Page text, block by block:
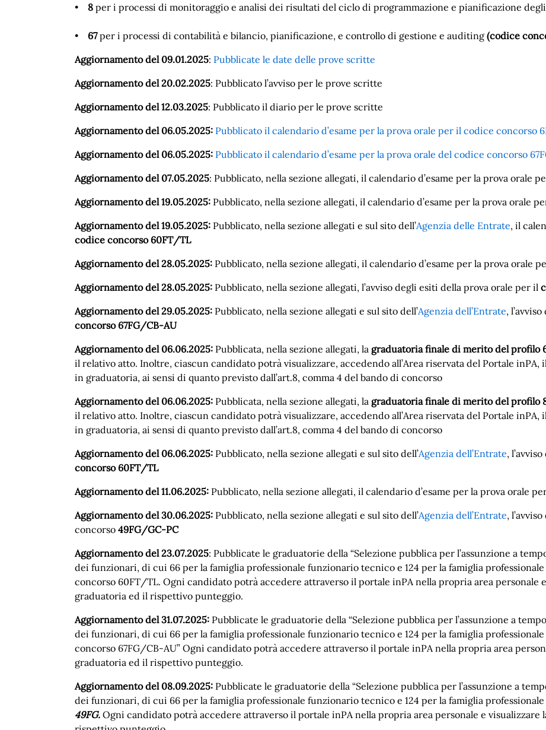
• 8 per i processi di monitoraggio e analisi dei risultati del ciclo di programmazione e pianificazione
• 67per i processi di contabilità e bilancio, pianificazione, e controllo di gestione e auditing (codice
Aggiornamento del 09.01.2025: Pubblicate le date delle prove scritte
Aggiornamento del 20.02.2025: Pubblicato l’avviso per le prove scritte
Aggiornamento del 12.03.2025: Pubblicato il diario per le prove scritte
Aggiornamento del 06.05.2025: Pubblicato il calendario d’esame per la prova orale per il codice concorso
Aggiornamento del 06.05.2025: Pubblicato il calendario d’esame per la prova orale del codice concorso
Aggiornamento del 07.05.2025: Pubblicato, nella sezione allegati, il calendario d’esame per la prova orale
Aggiornamento del 19.05.2025: Pubblicato, nella sezione allegati, il calendario d’esame per la prova orale
Aggiornamento del 19.05.2025: Pubblicato, nella sezione allegati e sul sito dell’Agenzia delle Entrate, il
codice concorso 60FT/TL
Aggiornamento del 28.05.2025: Pubblicato, nella sezione allegati, il calendario d’esame per la prova orale
Aggiornamento del 28.05.2025: Pubblicato, nella sezione allegati, l’avviso degli esiti della prova orale per il
Aggiornamento del 29.05.2025: Pubblicato, nella sezione allegati e sul sito dell’Agenzia dell’Entrate,
concorso 67FG/CB-AU
Aggiornamento del 06.06.2025: Pubblicata, nella sezione allegati, la graduatoria finale di merito del profilo
il relativo atto. Inoltre, ciascun candidato potrà visualizzare, accedendo all’Area riservata del Portale
in graduatoria, ai sensi di quanto previsto dall’art.8, comma 4 del bando di concorso
Aggiornamento del 06.06.2025: Pubblicata, nella sezione allegati, la graduatoria finale di merito del profilo
il relativo atto. Inoltre, ciascun candidato potrà visualizzare, accedendo all’Area riservata del Portale
in graduatoria, ai sensi di quanto previsto dall’art.8, comma 4 del bando di concorso
Aggiornamento del 06.06.2025: Pubblicato, nella sezione allegati e sul sito dell’Agenzia dell’Entrate,
concorso 60FT/TL
Aggiornamento del 11.06.2025: Pubblicato, nella sezione allegati, il calendario d’esame per la prova orale
Aggiornamento del 30.06.2025: Pubblicato, nella sezione allegati e sul sito dell’Agenzia dell’Entrate,
concorso 49FG/GC-PC
Aggiornamento del 23.07.2025: Pubblicate le graduatorie della “Selezione pubblica per l’assunzione a
dei funzionari, di cui 66 per la famiglia professionale funzionario tecnico e 124 per la famiglia
concorso 60FT/TL. Ogni candidato potrà accedere attraverso il portale inPA nella propria area personale
graduatoria ed il rispettivo punteggio.
Aggiornamento del 31.07.2025: Pubblicate le graduatorie della “Selezione pubblica per l’assunzione a
dei funzionari, di cui 66 per la famiglia professionale funzionario tecnico e 124 per la famiglia
concorso 67FG/CB-AU” Ogni candidato potrà accedere attraverso il portale inPA nella propria area
graduatoria ed il rispettivo punteggio.
Aggiornamento del 08.09.2025: Pubblicate le graduatorie della “Selezione pubblica per l’assunzione a
dei funzionari, di cui 66 per la famiglia professionale funzionario tecnico e 124 per la famiglia
49FG. Ogni candidato potrà accedere attraverso il portale inPA nella propria area personale e